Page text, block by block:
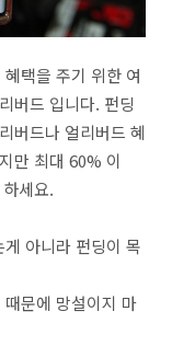
택을 주기 위한 여
버드 입니다. 펀딩
버드나 얼리버드 혜
만 최대 60% 이
세요.
아니라 펀딩이 목
문에 망설이지 마